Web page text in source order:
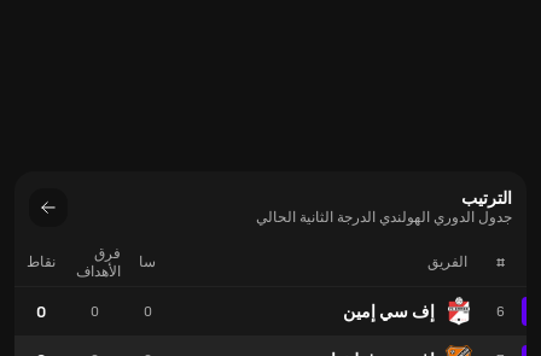
الترتيب
جدول الدوري الهولندي الدرجة الثانية الحالي
# الفريق
6 إف سي إمين
سا
فرق
الأهداف
نقاط
0
0
0